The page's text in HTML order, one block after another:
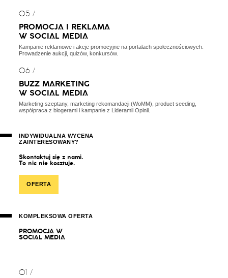
05 /
PROMOCJA I REKLAMA
W SOCIAL MEDIA
Kampanie reklamowe i akcje promocyjne na portalach społecznościowych.
Prowadzenie aukcji, quizów, konkursów.
06 /
BUZZ MARKETING
W SOCIAL MEDIA
Marketing szeptany, marketing rekomandacji (WoMM), product seeding,
współpraca z blogerami i kampanie z Lideramii Opinii.
INDYWIDUALNA WYCENA
ZAINTERESOWANY?
Skontaktuj się z nami.
To nic nie kosztuje.
OFERTA
KOMPLEKSOWA OFERTA
PROMOCJA W
SOCIAL MEDIA
01 /